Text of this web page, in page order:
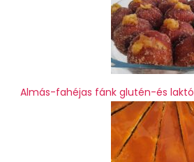
Almás-fahéjas fánk glutén-és